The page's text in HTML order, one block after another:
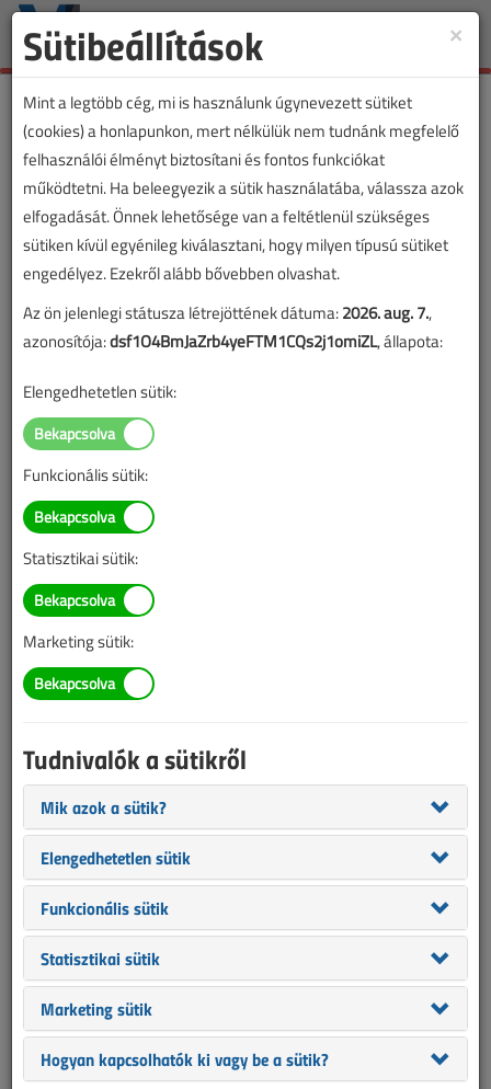
Toggle
VL cikkvásárlás
Milyen építményekre nem kell
villámvédelem? című cikk vásárlása
A vásárlással korlátlan hozzáférést kap a cikkhez, ami a
sikeres online elektronikus fizetést követően azonnal
aktiválódik. A hozzáférése nem évül el.
A rendeléshez kérjük, lépjen be!
Illetve, ha még nem tette meg, kérjük, regisztráljon!
Tudnivalók az online cikkvásárlásról
Van más mód ahhoz, hogy hozzáférjek egy cikkhez?
A megvásárolt cikket megkapom nyomtatott formában
Meddig érvényes a hozzáférés a megvásárolt cikkhez?
VL előfizetés
×
Sütibeállítások
Mint a legtöbb cég, mi is használunk úgynevezett sütiket
(cookies) a honlapunkon, mert nélkülük nem tudnánk megfelelő
felhasználói élményt biztosítani és fontos funkciókat
működtetni. Ha beleegyezik a sütik használatába, válassza azok
elfogadását. Önnek lehetősége van a feltétlenül szükséges
sütiken kívül egyénileg kiválasztani, hogy milyen típusú sütiket
engedélyez. Ezekről alább bővebben olvashat.
Az ön jelenlegi státusza létrejöttének dátuma:2026. aug. 7.,
azonosítója:dsf1O4BmJaZrb4yeFTM1CQs2j1omiZL, állapota:
Elengedhetetlen sütik:
Funkcionális sütik:
Statisztikai sütik:
Marketing sütik:
Tudnivalók a sütikről
Mik azok a sütik?
Elengedhetetlen sütik
Funkcionális sütik
Statisztikai sütik
Marketing sütik
Hogyan kapcsolhatók ki vagy be a sütik?